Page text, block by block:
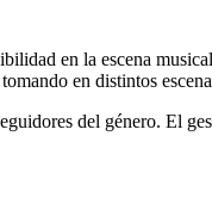
en la escena
en distintos
del género. El